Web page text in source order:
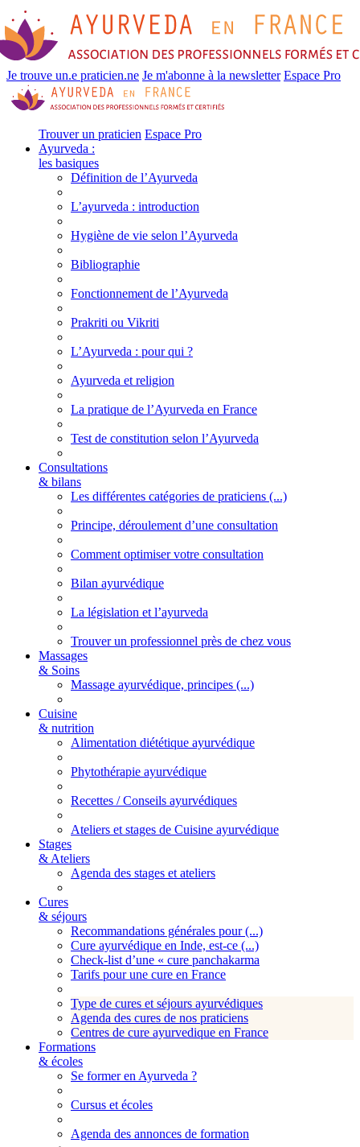
Je trouve un.e praticien.ne Je m'abonne à la newsletter Espace Pro
Trouver un praticien Espace Pro
Ayurveda :
les basiques
Définition de l’Ayurveda
L’ayurveda : introduction
Hygiène de vie selon l’Ayurveda
Bibliographie
Fonctionnement de l’Ayurveda
Prakriti ou Vikriti
L’Ayurveda : pour qui ?
Ayurveda et religion
La pratique de l’Ayurveda en France
Test de constitution selon l’Ayurveda
Consultations
& bilans
Les différentes catégories de praticiens (...)
Principe, déroulement d’une consultation
Comment optimiser votre consultation
Bilan ayurvédique
La législation et l’ayurveda
Trouver un professionnel près de chez vous
Massages
& Soins
Massage ayurvédique, principes (...)
Cuisine
& nutrition
Alimentation diététique ayurvédique
Phytothérapie ayurvédique
Recettes / Conseils ayurvédiques
Ateliers et stages de Cuisine ayurvédique
Stages
& Ateliers
Agenda des stages et ateliers
Cures
& séjours
Recommandations générales pour (...)
Cure ayurvédique en Inde, est-ce (...)
Check-list d’une « cure panchakarma
Tarifs pour une cure en France
Type de cures et séjours ayurvédiques
Agenda des cures de nos praticiens
Centres de cure ayurvedique en France
Formations
& écoles
Se former en Ayurveda ?
Cursus et écoles
Agenda des annonces de formation